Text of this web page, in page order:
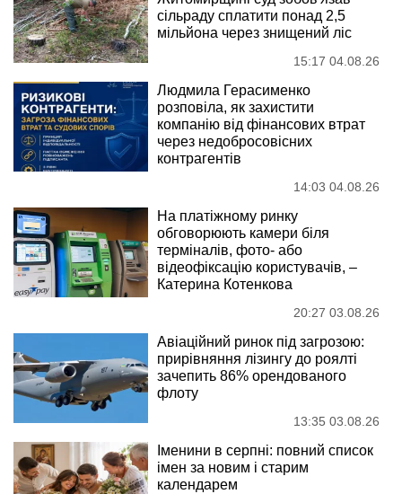
сільраду сплатити понад 2,5
мільйона через знищений ліс
15:17 04.08.26
Людмила Герасименко
розповіла, як захистити
компанію від фінансових втрат
через недобросовісних
контрагентів
14:03 04.08.26
На платіжному ринку
обговорюють камери біля
терміналів, фото- або
відеофіксацію користувачів, –
Катерина Котенкова
20:27 03.08.26
Авіаційний ринок під загрозою:
прирівняння лізингу до роялті
зачепить 86% орендованого
флоту
13:35 03.08.26
Іменини в серпні: повний список
імен за новим і старим
календарем